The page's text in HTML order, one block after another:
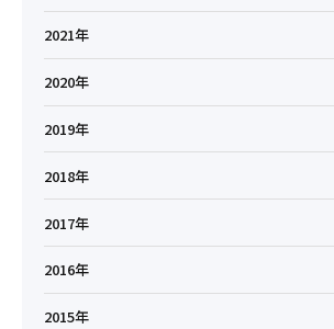
2021年
2020年
2019年
2018年
2017年
2016年
2015年